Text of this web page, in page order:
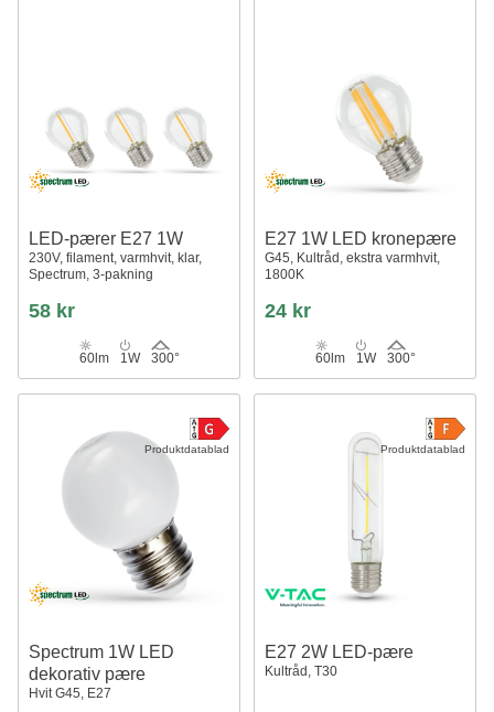
LED-pærer E27 1W
230V, filament, varmhvit, klar,
Spectrum, 3-pakning
58 kr
60lm 1W 300°
E27 1W LED kronepære
G45, Kultråd, ekstra varmhvit,
1800K
24 kr
60lm 1W 300°
Produktdatablad
Spectrum 1W LED
dekorativ pære
Hvit G45, E27
Produktdatablad
E27 2W LED-pære
Kultråd, T30